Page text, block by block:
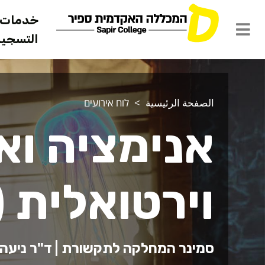
خدمات
الصفحة الرئيسية לוח אירועים
אנימציה
סמינר המחלקה לתקשורת | ד"ר